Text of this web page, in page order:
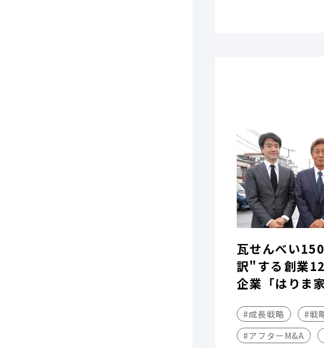
瓦せんべい
訳"する――創業
企業「はりま
#成長戦略 #戦
#アフターM&A